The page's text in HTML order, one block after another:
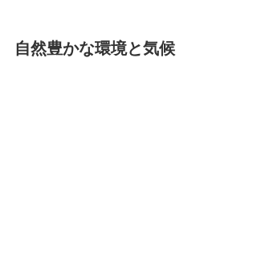
自然豊かな環境と気候